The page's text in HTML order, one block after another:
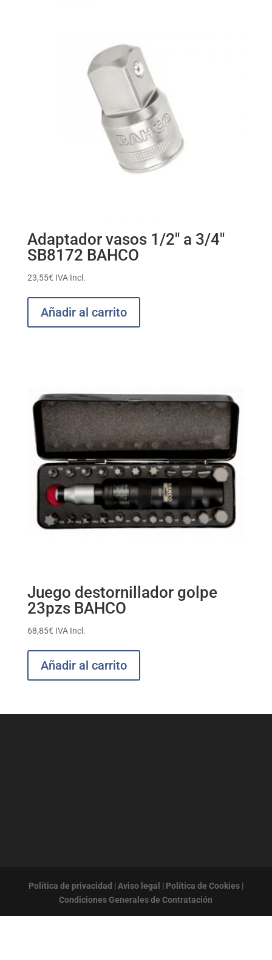
Adaptador vasos 1/2″ a 3/4″
SB8172 BAHCO
23,55€ IVA Incl.
Añadir al carrito
Juego destornillador golpe
23pzs BAHCO
68,85€ IVA Incl.
Añadir al carrito
Política de privacidad | Aviso legal | Política de Cookies|
Condiciones Generales de Contratación